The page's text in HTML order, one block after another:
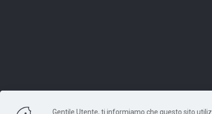
Gentile Utente, ti informiamo che questo sito